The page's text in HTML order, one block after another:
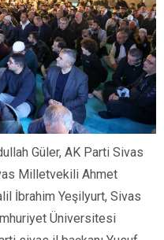
Güler, AK Parti Sivas
Milletvekili Ahmet
İbrahim Yeşilyurt, Sivas
Üniversitesi